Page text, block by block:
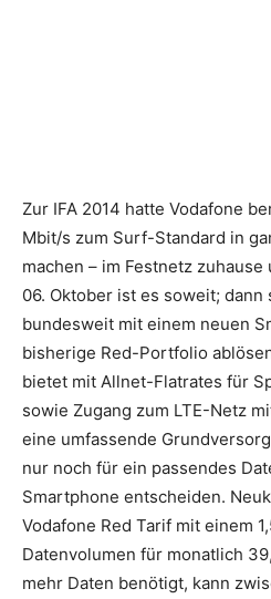
Zur IFA 2014 hatte Vodafone
Mbit/s zum Surf-Standard in
machen – im Festnetz
06. Oktober ist es soweit; dann
bundesweit mit einem neuen
bisherige Red-Portfolio
bietet mit Allnet-Flatrates für
sowie Zugang zum LTE-Netz
eine umfassende
nur noch für ein passendes
Smartphone entscheiden.
Vodafone Red Tarif mit einem
Datenvolumen für monatlich
mehr Daten benötigt, kann